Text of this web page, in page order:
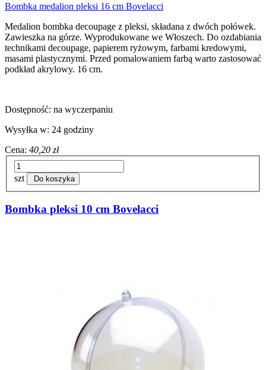
Bombka medalion pleksi 16 cm Bovelacci
Medalion bombka decoupage z pleksi, składana z dwóch połówek.
Zawieszka na górze. Wyprodukowane we Włoszech. Do ozdabiania
technikami decoupage, papierem ryżowym, farbami kredowymi,
masami plastycznymi. Przed pomalowaniem farbą warto zastosować
podkład akrylowy. 16 cm.
Dostępność: na wyczerpaniu
Wysyłka w: 24 godziny
Cena: 40,20 zł
szt Do koszyka
Bombka pleksi 10 cm Bovelacci